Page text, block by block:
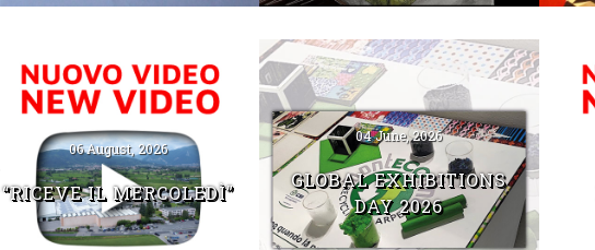
06 August, 2026
“RICEVE IL MERCOLEDÌ”
04 June, 2026
GLOBAL EXHIBITIONS
DAY 2026